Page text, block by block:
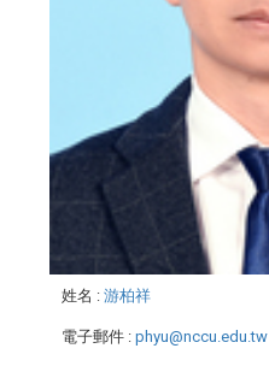
姓名 : 游柏祥
電子郵件 : phyu@nccu.edu.tw